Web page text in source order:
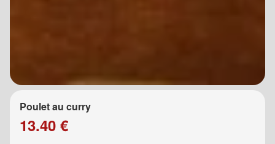
Poulet au curry
13.40 €